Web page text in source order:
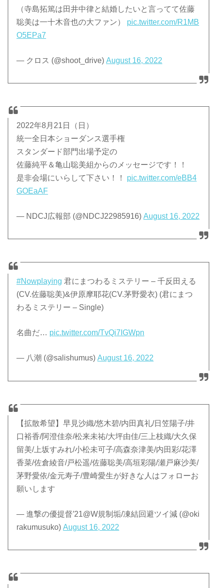
（寺島拓篤は田井中律と結婚したいと言ってて佐藤
聡美は一十木音也の大ファン） pic.twitter.com/R1MB
O5EPa7
— クロス (@shoot_drive)August 16, 2022
2022年8月21日（日）
統一全日本ショーダンス選手権
スタンダード部門出場予定の
佐藤純平＆亀山聡美組からのメッセージです！！
是非会場にいらして下さい！！ pic.twitter.com/eBB4
GOEaAF
— NDCJ広報部 (@NDCJ22985916)August 16, 2022
#Nowplaying 君にまつわるミステリー – 千反田える
(CV.佐藤聡美)&伊原摩耶花(CV.茅野愛衣) (君にまつ
わるミステリー – Single)
名曲だ… pic.twitter.com/TvQi7IGWpn
— 八潮 (@salishumus)August 16, 2022
【拡散希望】早見沙織/悠木碧/内田真礼/日笠陽子/井
口裕香/阿澄佳奈/松来未祐/大坪由佳/三上枝織/大久保
留美/上坂すみれ/小松未可子/高森奈津美/内田彩/花澤
香菜/佐倉綾音/戸松遥/佐藤聡美/高垣彩陽/瀬戸麻沙美/
茅野愛依/金元寿子/豊崎愛生が好きな人はフォローお
願いします
— 進撃の優提督′21@W規制垢/凍結回避ツイ減 (@oki
rakumusuko)August 16, 2022